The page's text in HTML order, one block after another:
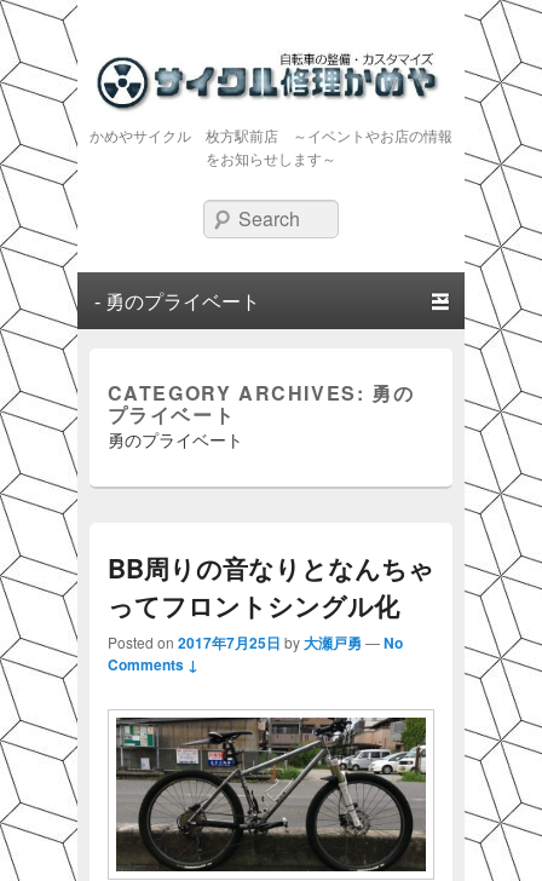
かめやサイクル 枚方駅前店 ～イベントやお店の情報
をお知らせします～
Search
CATEGORY ARCHIVES: 勇の
プライベート
勇のプライベート
BB周りの音なりとなんちゃ
ってフロントシングル化
Posted on 2017年7月25日 by大瀬戸勇 —No
Comments ↓